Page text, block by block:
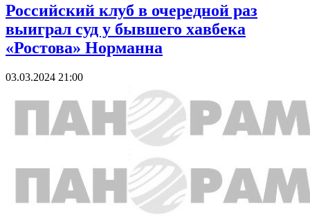
Российский клуб в очередной раз
выиграл суд у бывшего хавбека
«Ростова» Норманна
03.03.2024 21:00